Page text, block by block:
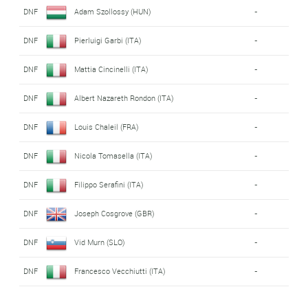
DNF Adam Szollossy (HUN) -
DNF Pierluigi Garbi (ITA) -
DNF Mattia Cincinelli (ITA) -
DNF Albert Nazareth Rondon (ITA) -
DNF Louis Chaleil (FRA) -
DNF Nicola Tomasella (ITA) -
DNF Filippo Serafini (ITA) -
DNF Joseph Cosgrove (GBR) -
DNF Vid Murn (SLO) -
DNF Francesco Vecchiutti (ITA) -